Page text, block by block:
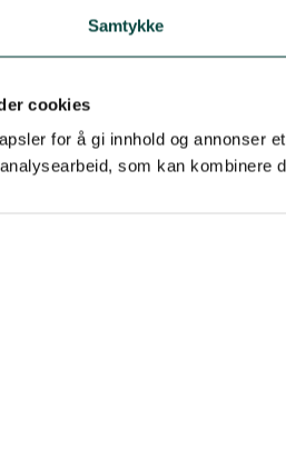
Samtykke
cookies
for å gi innhold og annonser
som kan